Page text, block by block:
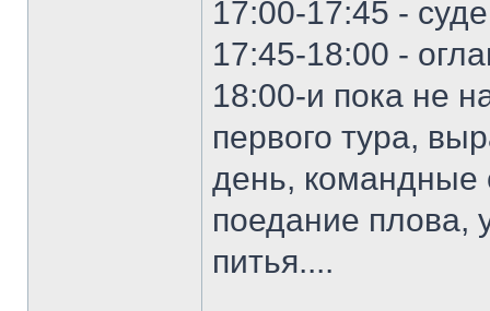
17:00-17:45 -
17:45-18:00 -
18:00-и пока не
первого тура,
день, командные
поедание плова,
питья....